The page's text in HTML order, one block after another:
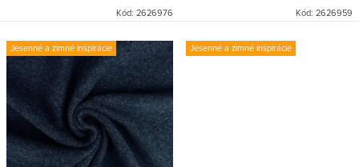
Kód: 2626976 Kód: 2626959
Jesenné a zimné inšpirácie Jesenné a zimné inšpirácie